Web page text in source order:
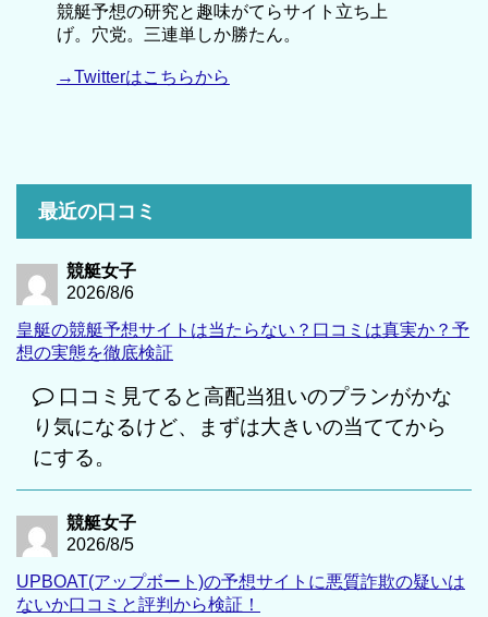
競艇予想の研究と趣味がてらサイト立ち上
げ。穴党。三連単しか勝たん。
→Twitterはこちらから
最近の口コミ
競艇女子
2026/8/6
皇艇の競艇予想サイトは当たらない？口コミは真実か？予
想の実態を徹底検証
口コミ見てると高配当狙いのプランがかな
り気になるけど、まずは大きいの当ててから
にする。
競艇女子
2026/8/5
UPBOAT(アップボート)の予想サイトに悪質詐欺の疑いは
ないか口コミと評判から検証！